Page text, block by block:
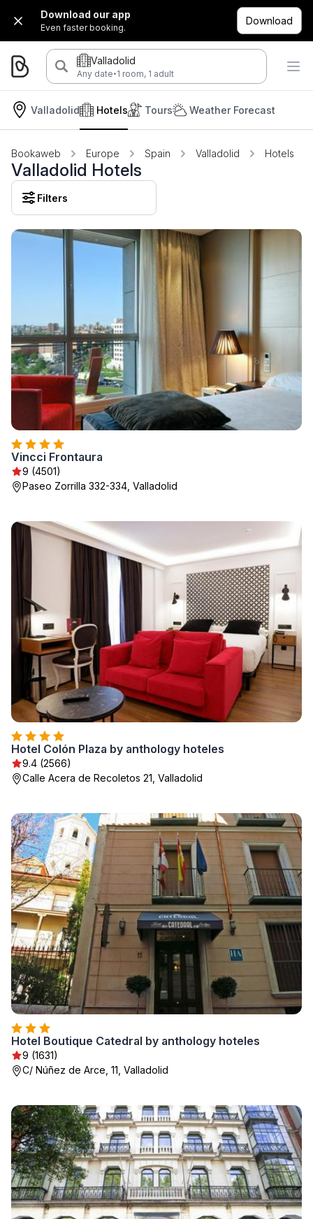
Download our app
Even faster booking.
Download
Valladolid
Any date·1 room, 1 adult
Valladolid Hotels Tours Weather Forecast
Bookaweb Europe Spain Valladolid Hotels
Valladolid Hotels
Filters
Vincci Frontaura
9 (4501)
Paseo Zorrilla 332-334, Valladolid
Hotel Colón Plaza by anthology hoteles
9.4 (2566)
Calle Acera de Recoletos 21, Valladolid
Hotel Boutique Catedral by anthology hoteles
9 (1631)
C/ Núñez de Arce, 11, Valladolid